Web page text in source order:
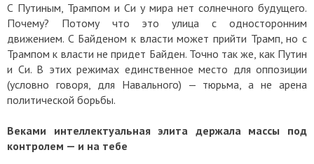
С Путиным, Трампом и Си у мира нет солнечного будущего.
Почему? Потому что это улица с односторонним
движением. С Байденом к власти может прийти Трамп, но с
Трампом к власти не придет Байден. Точно так же, как Путин
и Си. В этих режимах единственное место для оппозиции
(условно говоря, для Навального) — тюрьма, а не арена
политической борьбы.
Веками интеллектуальная элита держала массы под
контролем — и на тебе